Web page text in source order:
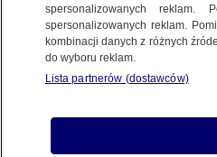
Udostępnij
spersonalizowanych reklam.
spersonalizowanych reklam.
kombinacji danych z różnych
do wyboru reklam.
Lista partnerów (dostawców)